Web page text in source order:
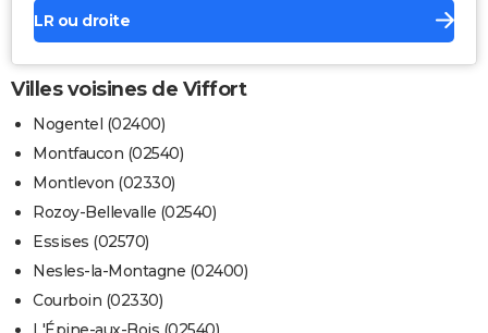
LR ou droite
Villes voisines de Viffort
Nogentel (02400)
Montfaucon (02540)
Montlevon (02330)
Rozoy-Bellevalle (02540)
Essises (02570)
Nesles-la-Montagne (02400)
Courboin (02330)